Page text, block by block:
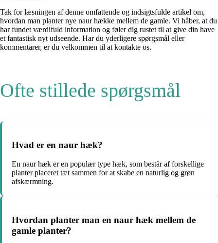
Tak for læsningen af denne omfattende og indsigtsfulde artikel om,
hvordan man planter nye naur hække mellem de gamle. Vi håber, at du
har fundet værdifuld information og føler dig rustet til at give din have
et fantastisk nyt udseende. Har du yderligere spørgsmål eller
kommentarer, er du velkommen til at kontakte os.
Ofte stillede spørgsmål
Hvad er en naur hæk?
En naur hæk er en populær type hæk, som består af forskellige
planter placeret tæt sammen for at skabe en naturlig og grøn
afskærmning.
Hvordan planter man en naur hæk mellem de
gamle planter?